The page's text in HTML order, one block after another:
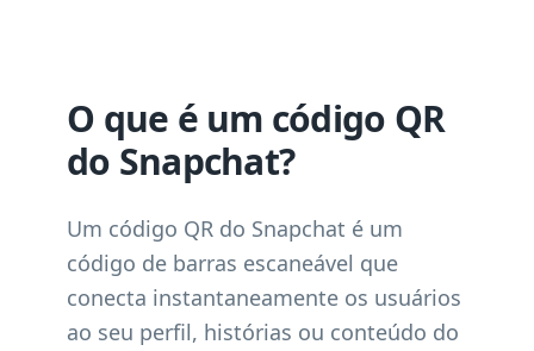
O que é um código QR
do Snapchat?
Um código QR do Snapchat é um
código de barras escaneável que
conecta instantaneamente os usuários
ao seu perfil, histórias ou conteúdo do